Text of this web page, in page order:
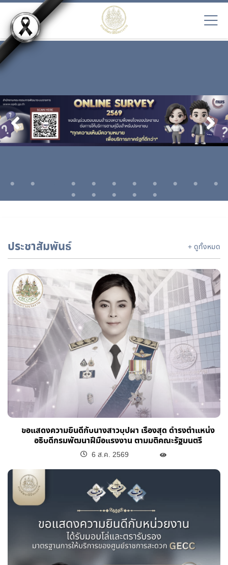
ประชาสัมพันธ์ + ดูทั้งหมด
ขอแสดงความยินดีกับนางสาวบุปผา เรืองสุด ดำรงตำแหน่ง
อธิบดีกรมพัฒนาฝีมือแรงงาน ตามมติคณะรัฐมนตรี
6 ส.ค. 2569